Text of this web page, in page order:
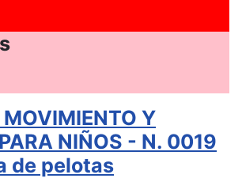
MOVIMIENTO Y
NIÑOS - N. 0019
de pelotas